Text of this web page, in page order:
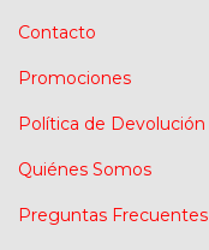
Contacto
Promociones
Política de Devolución
Quiénes Somos
Preguntas Frecuentes